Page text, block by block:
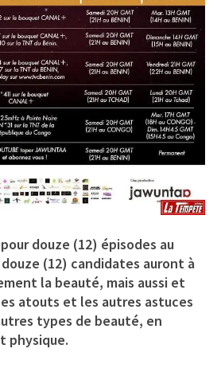
douze (12) épisodes au
(12) candidates auront à
la beauté, mais aussi et
atouts et les autres astuces
types de beauté, en
physique.